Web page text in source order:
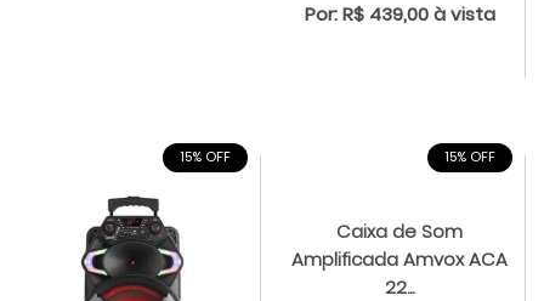
Por: R$ 439,00 à vista
15% OFF 15% OFF
Caixa de Som
Amplificada Amvox ACA
22...